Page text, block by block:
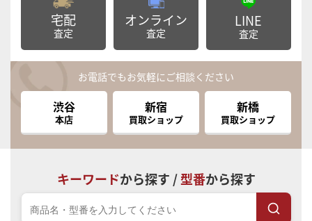
宅配
査定
オンライン
査定
LINE
査定
お電話でもお気軽にご相談ください
渋谷
本店
新宿
買取ショップ
新橋
買取ショップ
キーワードから探す /型番から探す